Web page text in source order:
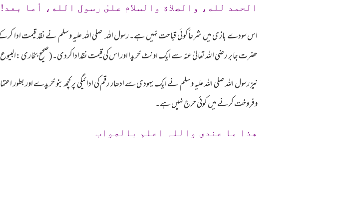
الحمد لله، والصلاة والسلام علىٰ رسول الله، أما بعد!
اس سودے بازی میں شرعاً کوئی قباحت نہیں ہے۔ رسول اللہ صلی اللہ علیہ وسلم نے نقد قیمت ادا
حضرت جابر رضی ا للہ تعالیٰ عنہ سے ایک اونٹ خریدا اور اس کی قیمت نقداداکردی۔(صحیح بخاری :البیوع 2718)
وفروخت کرنے میں کوئی حرج نہیں ہے۔
ھذا ما عندی واللہ اعلم بالصواب